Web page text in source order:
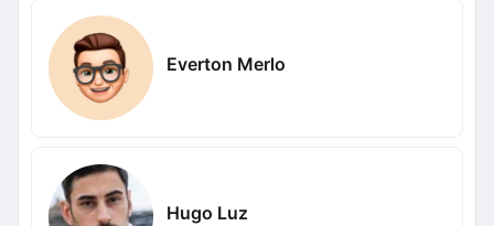
Everton Merlo
Hugo Luz